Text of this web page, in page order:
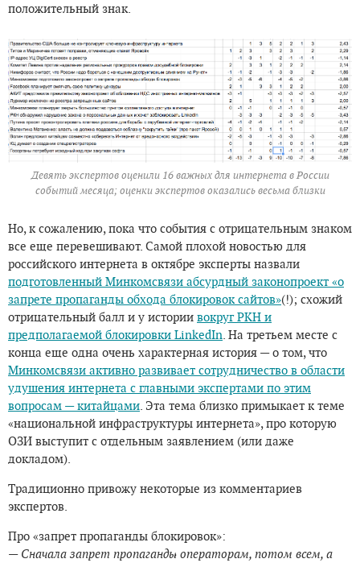
положительный знак.
Девять экспертов оценили 16 важных для интернета в России
событий месяца; оценки экспертов оказались весьма близки
Но, к сожалению, пока что события с отрицательным знаком
все еще перевешивают. Самой плохой новостью для
российского интернета в октябре эксперты назвали
подготовленный Минкомсвязи абсурдный законопроект «о
запрете пропаганды обхода блокировок сайтов»(!); схожий
отрицательный балл и у истории вокруг РКН и
предполагаемой блокировки LinkedIn. На третьем месте с
конца еще одна очень характерная история — о том, что
Минкомсвязи активно развивает сотрудничество в области
удушения интернета с главными экспертами по этим
вопросам — китайцами. Эта тема близко примыкает к теме
«национальной инфраструктуры интернета», про которую
ОЗИ выступит с отдельным заявлением (или даже
докладом).
Традиционно привожу некоторые из комментариев
экспертов.
Про «запрет пропаганды блокировок»:
— Сначала запрет пропаганды операторам, потом всем, а